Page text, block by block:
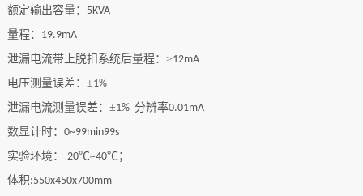
额定输出容量： 5KVA
量程： 19.9mA
泄漏电流带上脱扣系统后量程： ≥12mA
电压测量误差： ±1%
泄漏电流测量误差： ±1% 分辨率0.01mA
数显计时： 0~99min99s
实验环境： -20℃~40℃；
体积:550x450x700mm